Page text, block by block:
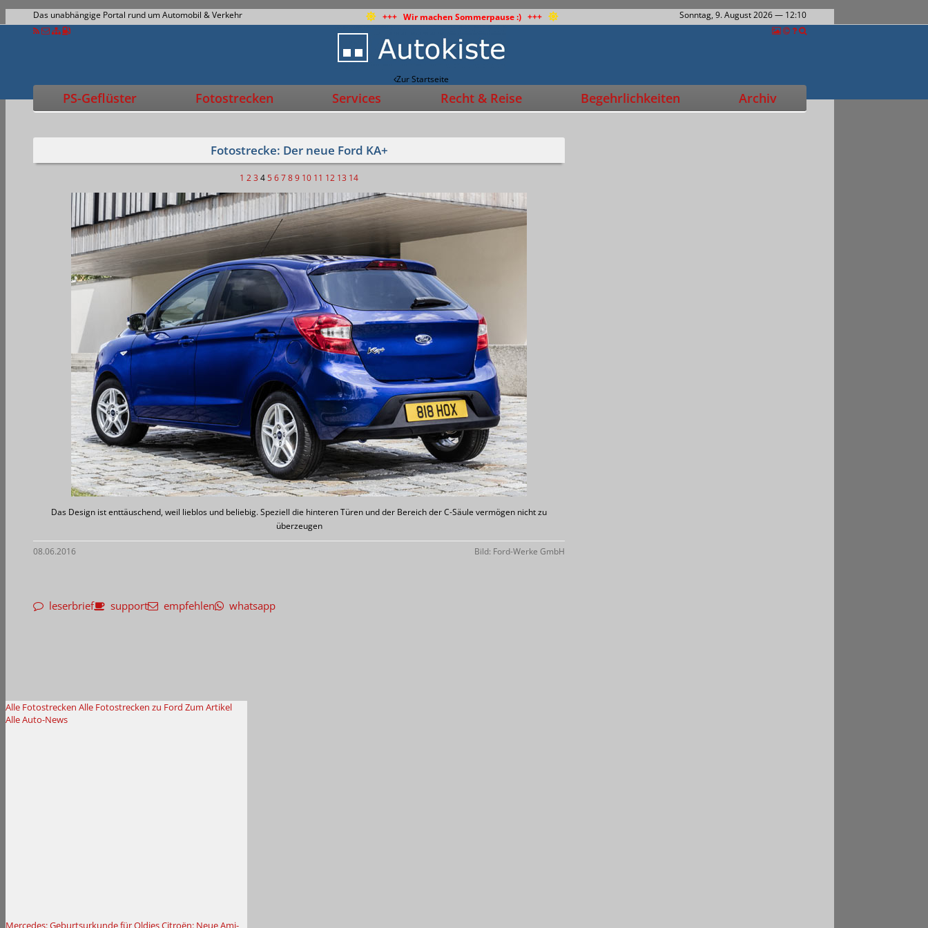
Das unabhängige Portal rund um Automobil & Verkehr +++ Wir machen Sommerpause :) +++ Sonntag, 9. August 2026— 12:10
Zur Startseite
PS-Geflüster Fotostrecken Services Recht & Reise Begehrlichkeiten Archiv
Fotostrecke: Der neue Ford KA+
1 23 4 56789 10 11 12 13 14
Das Design ist enttäuschend, weil lieblos und beliebig. Speziell die hinteren Türen und der Bereich der C-Säule vermögen nicht zu
überzeugen
08.06.2016 Bild: Ford-Werke GmbH
leserbrief support empfehlen whatsapp
Alle Fotostrecken Alle Fotostrecken zu Ford Zum Artikel
Alle Auto-News
Mercedes: Geburtsurkunde für OldiesCitroën: Neue Ami-